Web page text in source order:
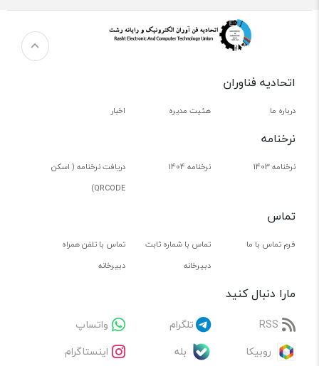
اتحادیه فناوران
درباره ما هئیت مدیره اخبار
نرخنامه
نرخنامه 1403 نرخنامه 1404
دریافت نرخنامه ( اسکن
QRCODE)
تماس
فرم تماس با ما
تماس با شماره ثابت
دبیرخانه
تماس با تلفن همراه
دبیرخانه
مارا دنبال کنید
RSS تلگرام
واتساپ
روبیکا
بله اینستاگرام